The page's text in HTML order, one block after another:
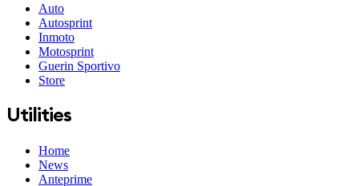
Auto
Autosprint
Inmoto
Motosprint
Guerin Sportivo
Store
Utilities
Home
News
Anteprime